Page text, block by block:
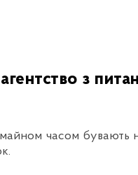
з
майном часом бувають